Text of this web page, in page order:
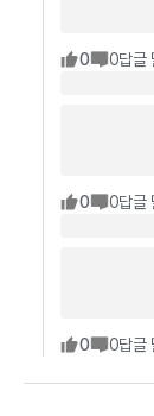
0 0답글
0 0답글
0 0답글